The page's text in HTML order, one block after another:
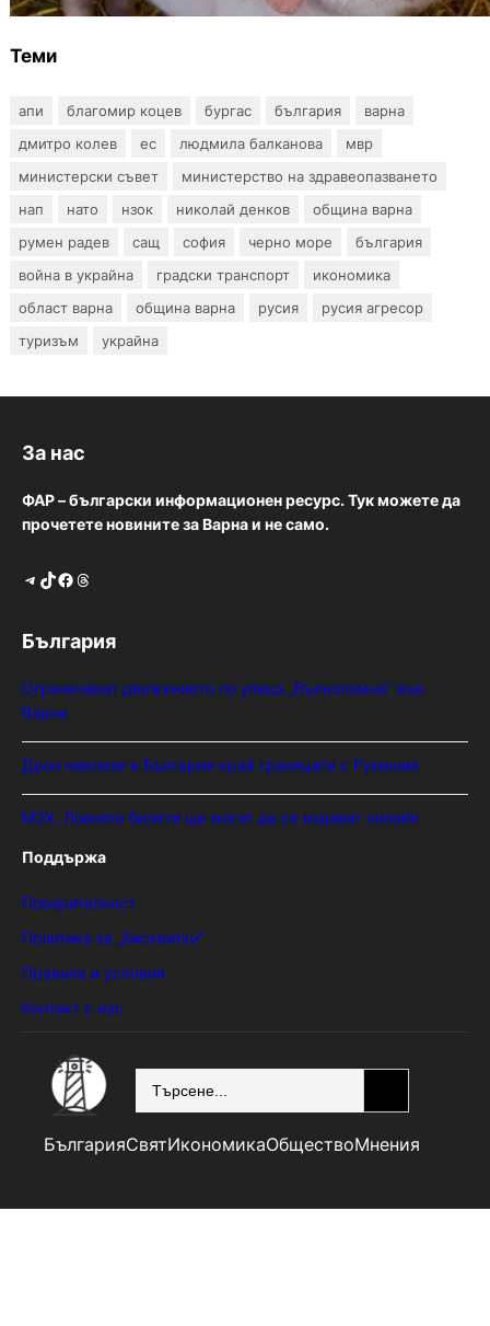
Теми
апи благомир коцев бургас българия
варна
дмитро колев
ес людмила балканова
мвр
министерски съвет
министерство на здравеопазването
нап
нато нзок николай денков
община варна
румен радев
сащ софия черно море
българия
война в украйна
градски транспорт
икономика
област варна
община варна русия
русия агресор
туризъм
украйна
За нас
ФАР – български информационен ресурс. Тук можете да
прочетете новините за Варна и не само.
Telegram TikTok Facebook Threads
България
Ограничават движението по улица „Вълноломна“ във
Варна
Дрон навлезе в България край границата с Румъния
МЗХ: Ловните билети ще могат да се издават онлайн
Поддържа
Поверителност
Политика за „бисквитки“
Правила и условия
Контакт с нас
БългарияСвятИкономикаОбществоМнения